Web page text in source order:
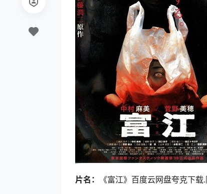
片名： 《富江》百度云网盘夸克下